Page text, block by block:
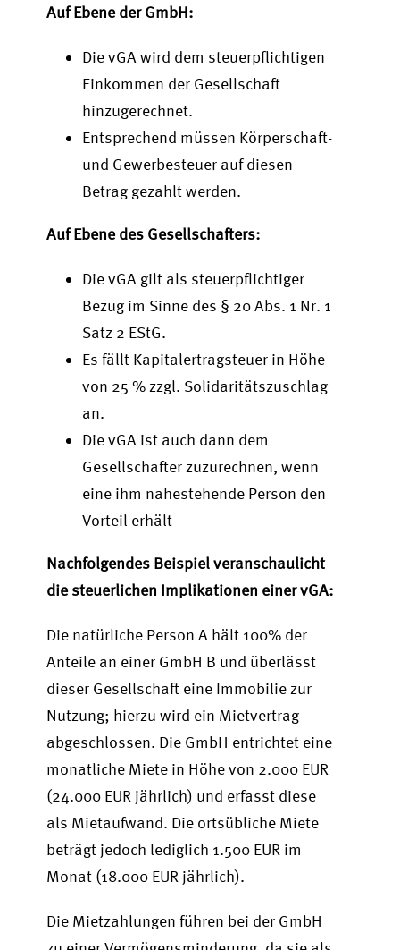
Auf Ebene der GmbH:
Die vGA wird dem steuerpflichtigen
Einkommen der Gesellschaft
hinzugerechnet.
Entsprechend müssen Körperschaft-
und Gewerbesteuer auf diesen
Betrag gezahlt werden.
Auf Ebene des Gesellschafters:
Die vGA gilt als steuerpflichtiger
Bezug im Sinne des § 20 Abs. 1 Nr. 1
Satz 2 EStG.
Es fällt Kapitalertragsteuer in Höhe
von 25 % zzgl. Solidaritätszuschlag
an.
Die vGA ist auch dann dem
Gesellschafter zuzurechnen, wenn
eine ihm nahestehende Person den
Vorteil erhält
Nachfolgendes Beispiel veranschaulicht
die steuerlichen Implikationen einer vGA:
Die natürliche Person A hält 100% der
Anteile an einer GmbH B und überlässt
dieser Gesellschaft eine Immobilie zur
Nutzung; hierzu wird ein Mietvertrag
abgeschlossen. Die GmbH entrichtet eine
monatliche Miete in Höhe von 2.000 EUR
(24.000 EUR jährlich) und erfasst diese
als Mietaufwand. Die ortsübliche Miete
beträgt jedoch lediglich 1.500 EUR im
Monat (18.000 EUR jährlich).
Die Mietzahlungen führen bei der GmbH